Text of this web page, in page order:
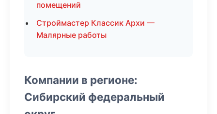
помещений
Строймастер Классик Архи —
Малярные работы
Компании в регионе:
Сибирский федеральный